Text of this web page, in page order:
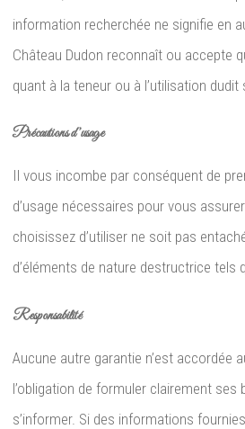
information recherchée ne signifie en
Château Dudon reconnaît ou accepte
quant à la teneur ou à l’utilisation dudit
Précautions d’usage
Il vous incombe par conséquent de
d’usage nécessaires pour vous
choisissez d’utiliser ne soit pas
d’éléments de nature destructrice tels
Responsabilité
Aucune autre garantie n’est accordée
l’obligation de formuler clairement ses
s’informer. Si des informations